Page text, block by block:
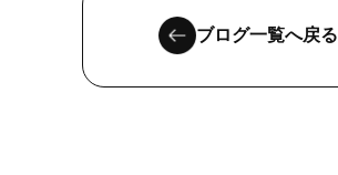
ブログ一覧へ戻る